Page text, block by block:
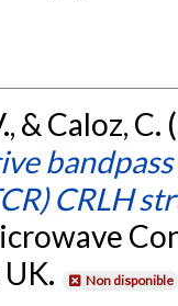
& Caloz,
CRLH
Non disponible